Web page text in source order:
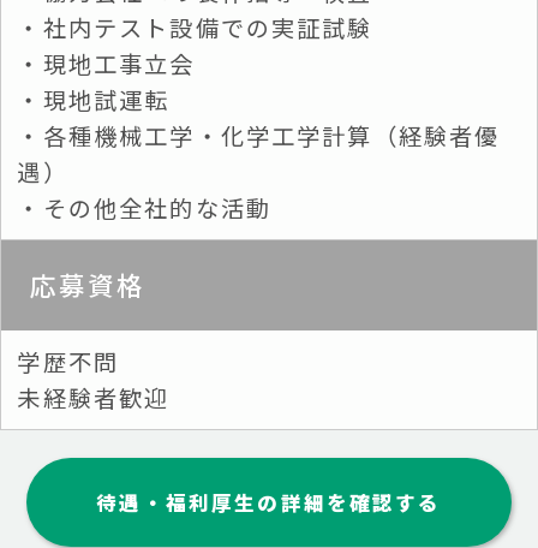
・社内テスト設備での実証試験
・現地工事立会
・現地試運転
・各種機械工学・化学工学計算（経験者優
遇）
・その他全社的な活動
応募資格
学歴不問
未経験者歓迎
待遇・福利厚生の詳細を確認する